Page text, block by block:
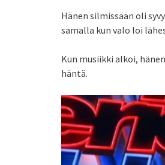
Hänen silmissään oli
samalla kun valo loi
Kun musiikki alkoi,
häntä.